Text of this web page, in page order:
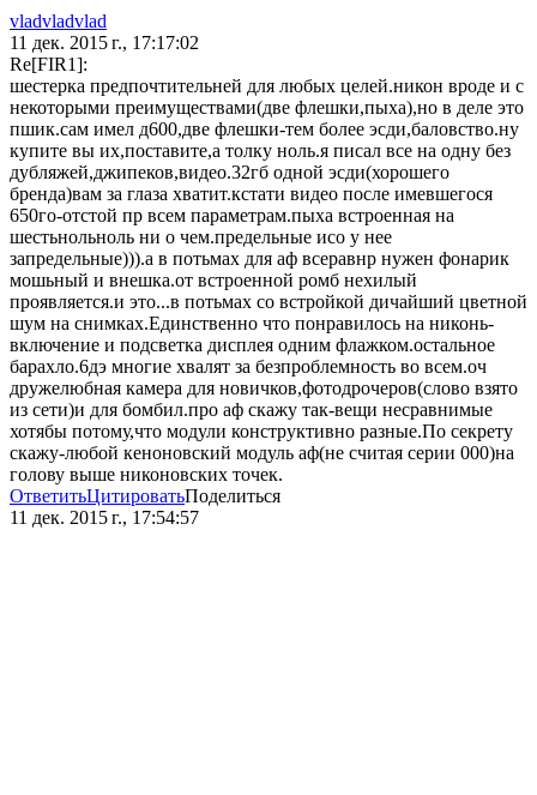
vladvladvlad
11 дек. 2015 г., 17:17:02
Re[FIR1]:
шестерка предпочтительней для любых целей.никон вроде и с
некоторыми преимуществами(две флешки,пыха),но в деле это
пшик.сам имел д600,две флешки-тем более эсди,баловство.ну
купите вы их,поставите,а толку ноль.я писал все на одну без
дубляжей,джипеков,видео.32гб одной эсди(хорошего
бренда)вам за глаза хватит.кстати видео после имевшегося
650го-отстой пр всем параметрам.пыха встроенная на
шестьнольноль ни о чем.предельные исо у нее
запредельные))).а в потьмах для аф всеравнр нужен фонарик
мошьный и внешка.от встроенной ромб нехилый
проявляется.и это...в потьмах со встройкой дичайший цветной
шум на снимках.Единственно что понравилось на никонь-
включение и подсветка дисплея одним флажком.остальное
барахло.6дэ многие хвалят за безпроблемность во всем.оч
дружелюбная камера для новичков,фотодрочеров(слово взято
из сети)и для бомбил.про аф скажу так-вещи несравнимые
хотябы потому,что модули конструктивно разные.По секрету
скажу-любой кеноновский модуль аф(не считая серии 000)на
голову выше никоновских точек.
ОтветитьЦитироватьПоделиться
11 дек. 2015 г., 17:54:57